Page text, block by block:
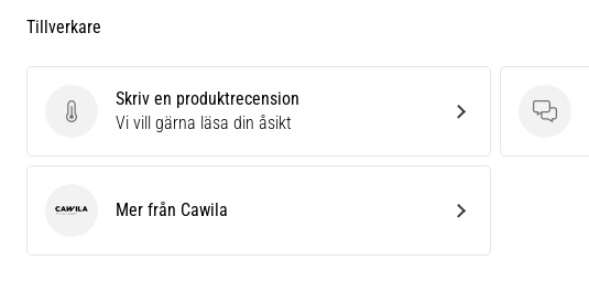
Tillverkare
Skriv en produktrecension
Skriv en produktrecension
Vi vill gärna läsa din åsikt
Frågor
Cawila Mer från Cawila